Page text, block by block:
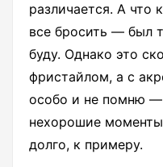
различается. А что
все бросить — был
буду. Однако это
фристайлом, а с
особо и не помню —
нехорошие
долго, к примеру.